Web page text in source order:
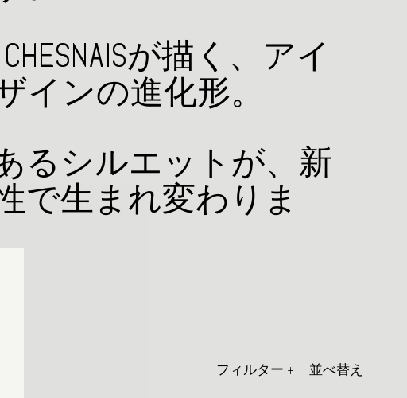
CHESNAISが描く、アイ
インの進化形。
るシルエットが、新
で生まれ変わりま
フィルター + 並べ替え